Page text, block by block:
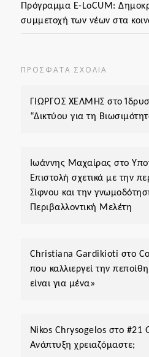
Πρόγραμμα Ε-LoCUM:
συμμετοχή των νέων στα
ΠΡΌΣΦΑΤΑ ΣΧΌΛΙΑ
ΓΙΩΡΓΟΣ ΧΕΛΜΗΣ στο
“Δικτύου για τη
Ιωάννης Μαχαίρας στο
Επιστολή σχετικά με την
Σίφνου και την
Περιβαλλοντική Μελέτη
Christiana Gardikioti στο
που καλλιεργεί την
είναι για μένα»
Nikos Chrysogelos στο #21
Ανάπτυξη χρειαζόμαστε;